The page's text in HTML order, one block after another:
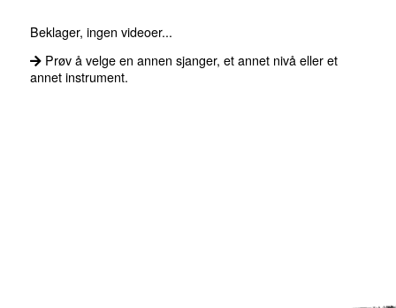
Om onlinegitar.no
Beklager, ingen videoer...
Prøv å velge en annen sjanger, et annet nivå eller et
annet instrument.